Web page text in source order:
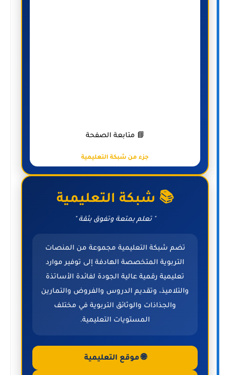
📘 متابعة الصفحة
جزء من شبكة التعليمية
📚 شبكة التعليمية
" تعلم بمتعة وتفوق بثقة "
تضم شبكة التعليمية مجموعة من المنصات
التربوية المتخصصة الهادفة إلى توفير موارد
تعليمية رقمية عالية الجودة لفائدة الأساتذة
والتلاميذ، وتقديم الدروس والفروض والتمارين
والجذاذات والوثائق التربوية في مختلف
المستويات التعليمية.
🌐 موقع التعليمية